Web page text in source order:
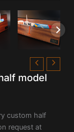
model
custom half
request at